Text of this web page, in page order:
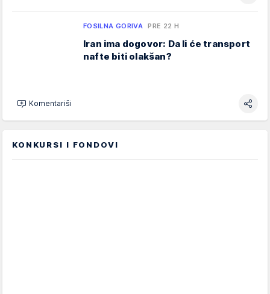
FOSILNA GORIVA PRE 22 H
Iran ima dogovor: Da li će transport
nafte biti olakšan?
Komentariši
KONKURSI I FONDOVI